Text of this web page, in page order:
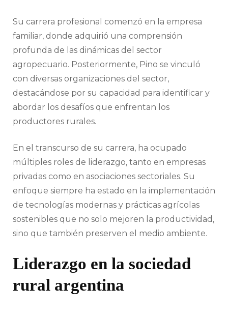
Su carrera profesional comenzó en la empresa
familiar, donde adquirió una comprensión
profunda de las dinámicas del sector
agropecuario. Posteriormente, Pino se vinculó
con diversas organizaciones del sector,
destacándose por su capacidad para identificar y
abordar los desafíos que enfrentan los
productores rurales.
En el transcurso de su carrera, ha ocupado
múltiples roles de liderazgo, tanto en empresas
privadas como en asociaciones sectoriales. Su
enfoque siempre ha estado en la implementación
de tecnologías modernas y prácticas agrícolas
sostenibles que no solo mejoren la productividad,
sino que también preserven el medio ambiente.
Liderazgo en la sociedad
rural argentina